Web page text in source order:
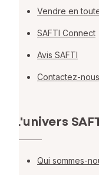
Vendre en
SAFTI Connect
Avis SAFTI
Contactez-nous
L'univers
Qui sommes-